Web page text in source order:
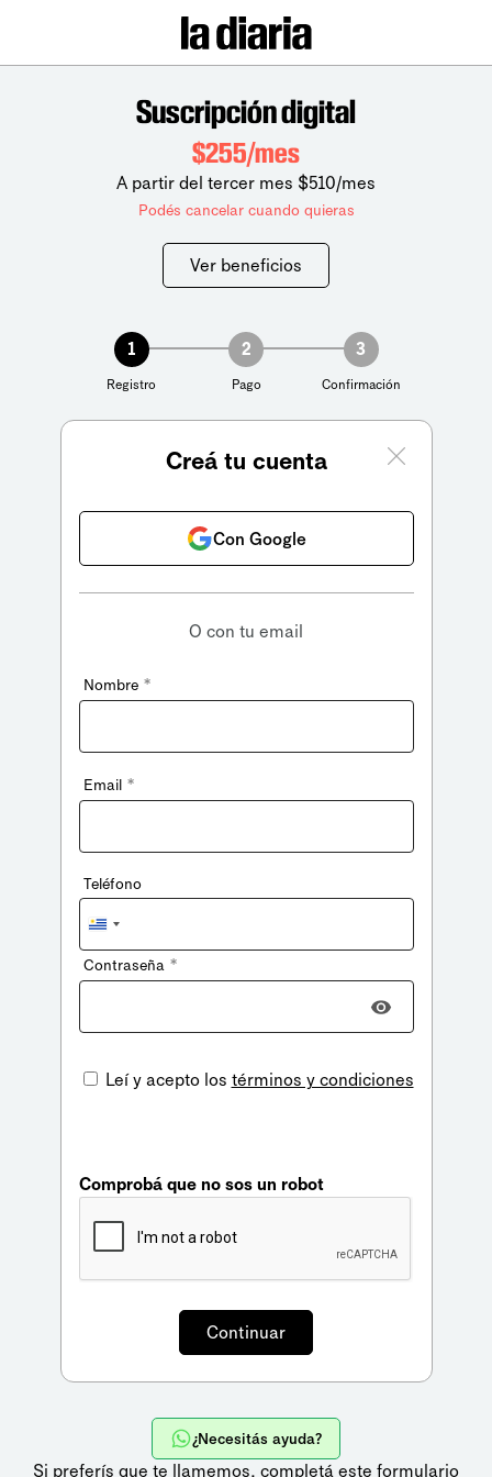
Suscripción digital
$255/mes
A partir del tercer mes $510/mes
Podés cancelar cuando quieras
Ver beneficios
1
Registro
2
Pago
3
Confirmación
Creá tu cuenta
Con Google
O con tu email
Nombre *
Email *
Teléfono
Uruguay
+598
Contraseña *
Leí y acepto los términos y condiciones
Comprobá que no sos un robot
¿Necesitás ayuda?
Si preferís que te llamemos, completá este formulario